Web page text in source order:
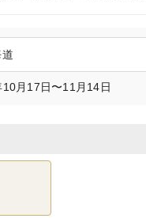
月17日〜11月14日